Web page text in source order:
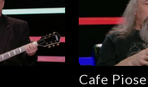
Cafe